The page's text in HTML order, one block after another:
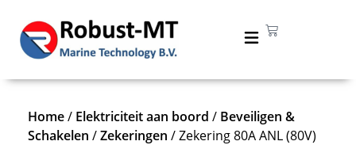
Home/ Elektriciteit aan boord / Beveiligen &
Schakelen /Zekeringen / Zekering 80A ANL (80V)